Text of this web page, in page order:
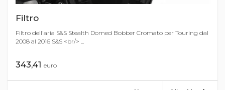
Filtro
Filtro dell'aria S&S Stealth Domed Bobber Cromato per Touring dal
2008 al 2016 S&S <br/> ...
343,41 euro